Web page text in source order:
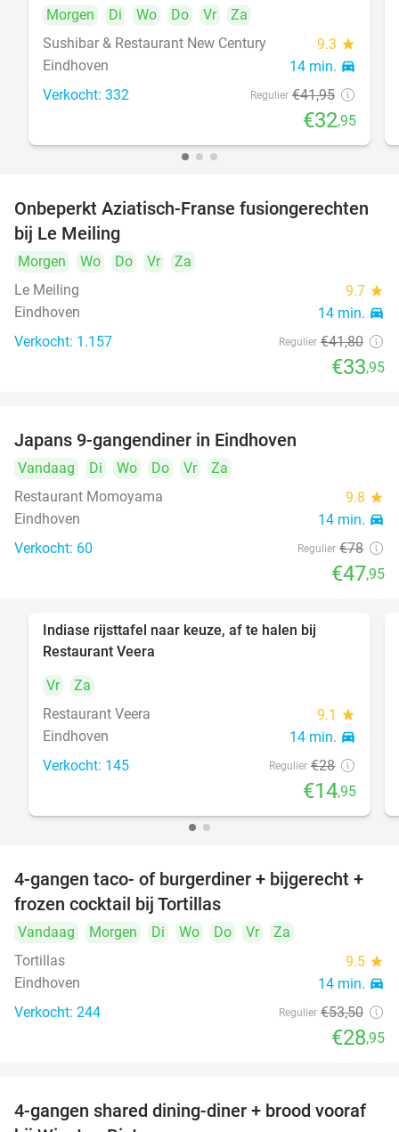
Morgen Di Wo Do Vr
Za
Sushibar & Restaurant New Century
9.3 star
Eindhoven 14 min. directions_car
Verkocht: 332 Regulier €41,95
€32,95
19%
Onbeperkt Aziatisch-Franse fusiongerechten
bij Le Meiling
Morgen Wo Do Vr
Za
Le Meiling
9.7 star
Eindhoven 14 min. directions_car
Verkocht: 1.157 Regulier €41,80
€33,95
Japans 9-gangendiner in Eindhoven
Vandaag Di Wo Do Vr
Za
Restaurant Momoyama
9.8 star
Eindhoven 14 min. directions_car
Verkocht: 60 Regulier €78
€47,95
Indiase rijsttafel naar keuze, af te halen bij
Restaurant Veera
Vr
Za
Restaurant Veera
9.1 star
Eindhoven 14 min. directions_car
Verkocht: 145 Regulier €28
€14,95
46%
4-gangen taco- of burgerdiner + bijgerecht +
frozen cocktail bij Tortillas
Vandaag Morgen Di Wo Do Vr
Za
Tortillas
9.5 star
Eindhoven 14 min. directions_car
Verkocht: 244 Regulier €53,50
€28,95
32%
4-gangen shared dining-diner + brood vooraf